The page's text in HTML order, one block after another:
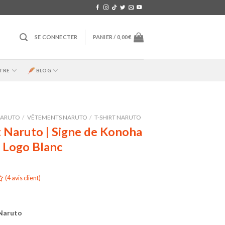
SE CONNECTER PANIER /0,00€
BLOG
/ VÊTEMENTS NARUTO / T-SHIRT NARUTO
Naruto | Signe de Konoha
Blanc
(4avis client)